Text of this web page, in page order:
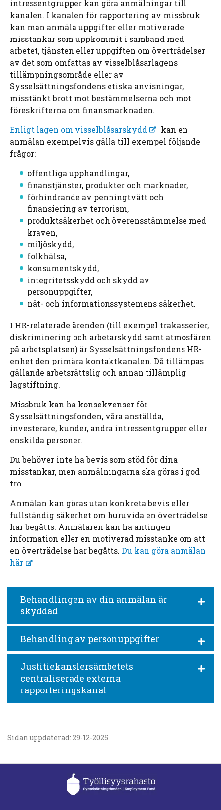
intressentgrupper kan göra anmälningar till
kanalen. I kanalen för rapportering av missbruk
kan man anmäla uppgifter eller motiverade
misstankar som uppkommit i samband med
arbetet, tjänsten eller uppgiften om överträdelser
av det som omfattas av visselblåsarlagens
tillämpningsområde eller av
Sysselsättningsfondens etiska anvisningar,
misstänkt brott mot bestämmelserna och mot
föreskrifterna om finansmarknaden.
Enligt lagen om visselblåsarskydd
kan en
anmälan exempelvis gälla till exempel följande
frågor:
offentliga upphandlingar,
finanstjänster, produkter och marknader,
förhindrande av penningtvätt och
finansiering av terrorism,
produktsäkerhet och överensstämmelse med
kraven,
miljöskydd,
folkhälsa,
konsumentskydd,
integritetsskydd och skydd av
personuppgifter,
nät- och informationssystemens säkerhet.
I HR-relaterade ärenden (till exempel trakasserier,
diskriminering och arbetarskydd samt atmosfären
på arbetsplatsen) är Sysselsättningsfondens HR-
enhet den primära kontaktkanalen. Då tillämpas
gällande arbetsrättslig och annan tillämplig
lagstiftning.
Missbruk kan ha konsekvenser för
Sysselsättningsfonden, våra anställda,
investerare, kunder, andra intressentgrupper eller
enskilda personer.
Du behöver inte ha bevis som stöd för dina
misstankar, men anmälningarna ska göras i god
tro.
Anmälan kan göras utan konkreta bevis eller
fullständig säkerhet om huruvida en överträdelse
har begåtts. Anmälaren kan ha antingen
information eller en motiverad misstanke om att
en överträdelse har begåtts. Du kan göra anmälan
här
Behandlingen av din anmälan är
skyddad
Behandling av personuppgifter
Justitiekanslers­ämbetets
centraliserade externa
rapporteringskanal
Sidan uppdaterad: 29-12-2025